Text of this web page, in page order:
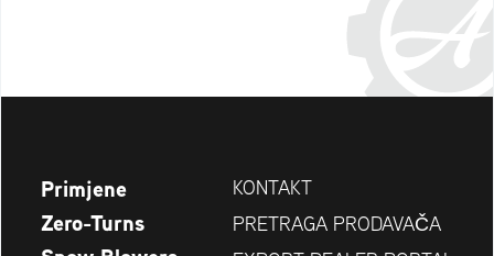
Primjene
Zero-Turns
KONTAKT
PRETRAGA PRODAVAČA